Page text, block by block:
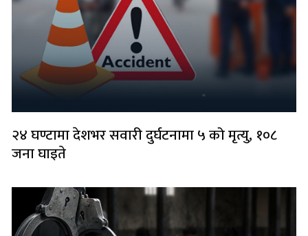
२४ घण्टामा देशभर सवारी दुर्घटनामा ५ को मृत्यु, १०८
जना घाइते